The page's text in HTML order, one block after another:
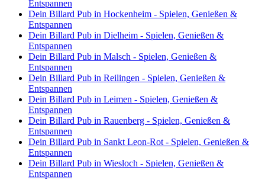
Entspannen
Dein Billard Pub in Hockenheim - Spielen, Genießen &
Entspannen
Dein Billard Pub in Dielheim - Spielen, Genießen &
Entspannen
Dein Billard Pub in Malsch - Spielen, Genießen &
Entspannen
Dein Billard Pub in Reilingen - Spielen, Genießen &
Entspannen
Dein Billard Pub in Leimen - Spielen, Genießen &
Entspannen
Dein Billard Pub in Rauenberg - Spielen, Genießen &
Entspannen
Dein Billard Pub in Sankt Leon-Rot - Spielen, Genießen &
Entspannen
Dein Billard Pub in Wiesloch - Spielen, Genießen &
Entspannen